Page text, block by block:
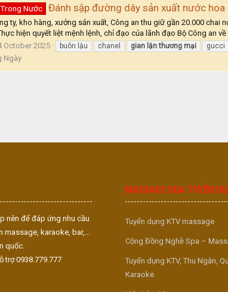
Nước Đánh sập đường dây sản xuất nước hoa
ty, kho hàng, xưởng sản xuất, Công an thu giữ gần 20.000
hiện quyết liệt mệnh lệnh, chỉ đạo của lãnh đạo Bộ Công an về
October 2025 buôn lậu chanel gian lận thương mại gucci
Ngày
nên để đáp ứng nhu cầu
massage, karaoke, bar,...
quốc.
trợ 0938.779.777
MASSAGE VUA TUYỂN
Tuyển dụng KTV massage
Cộng Đồng Nghề Spa –
Tuyển dụng KTV, Thu Ngân,
Karaoke